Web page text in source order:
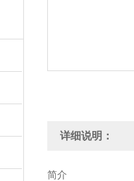
详细说明：
简介